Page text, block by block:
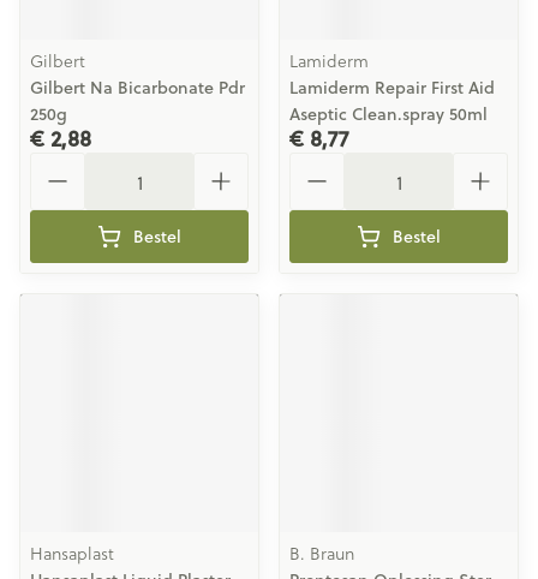
Gilbert
Gilbert Na Bicarbonate Pdr
250g
€ 2,88
Bestel
Lamiderm
Lamiderm Repair First Aid
Aseptic Clean.spray 50ml
€ 8,77
Bestel
Hansaplast B. Braun